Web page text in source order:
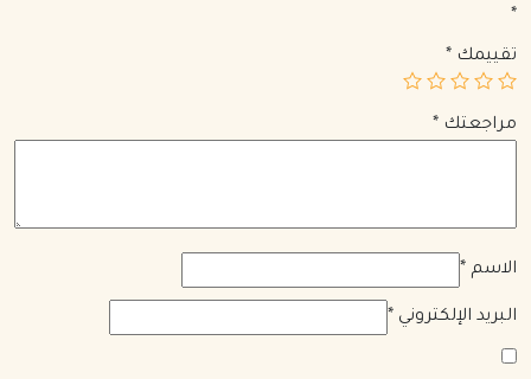
*
تقييمك *
مراجعتك *
الاسم *
البريد الإلكتروني *